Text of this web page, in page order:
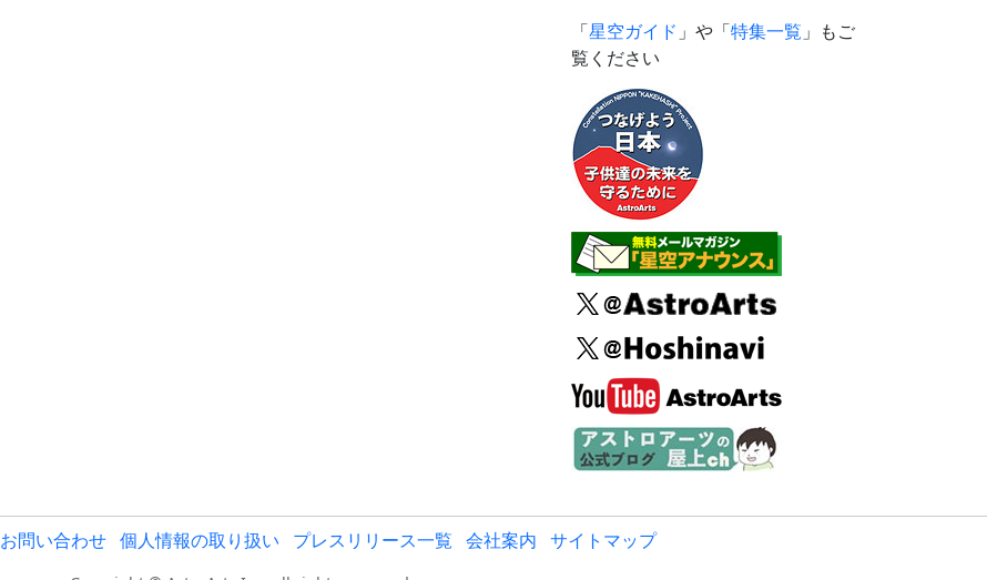
「星空ガイド 」や「特集一覧 」もご
覧ください
お問い合わせ 個人情報の取り扱い プレスリリース一覧 会社案内 サイトマップ